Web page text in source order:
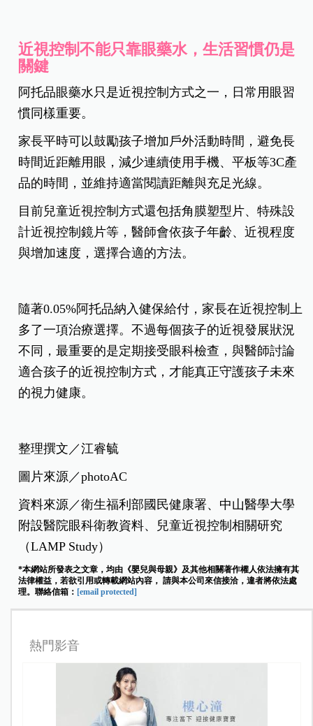
近視控制不能只靠眼藥水，生活習慣仍是
關鍵
阿托品眼藥水只是近視控制方式之一，日常用眼習
慣同樣重要。
家長平時可以鼓勵孩子增加戶外活動時間，避免長
時間近距離用眼，減少連續使用手機、平板等3C產
品的時間，並維持適當閱讀距離與充足光線。
目前兒童近視控制方式還包括角膜塑型片、特殊設
計近視控制鏡片等，醫師會依孩子年齡、近視程度
與增加速度，選擇合適的方法。
隨著0.05%阿托品納入健保給付，家長在近視控制上
多了一項治療選擇。不過每個孩子的近視發展狀況
不同，最重要的是定期接受眼科檢查，與醫師討論
適合孩子的近視控制方式，才能真正守護孩子未來
的視力健康。
整理撰文／江睿毓
圖片來源／photoAC
資料來源／衛生福利部國民健康署、中山醫學大學
附設醫院眼科衛教資料、兒童近視控制相關研究
（LAMP Study）
*本網站所發表之文章，均由《嬰兒與母親》及其他相關著作權人依法擁有其
法律權益，若欲引用或轉載網站內容， 請與本公司來信接洽，違者將依法處
理。聯絡信箱： [email protected]
熱門影音